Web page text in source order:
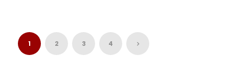
1 2 3 4